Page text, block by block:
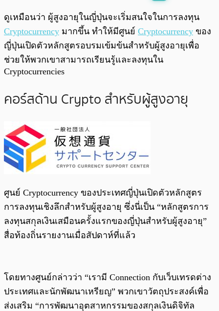
พร้อมเล่น
ดูเหมือนว่า ผู้สูงอายุในญี่ปุ่นจะเริ่มสนใจในการลงทุน
Cryptocurrency มากขึ้น ทำให้มีศูนย์ Cryptocurrency ของ
ญี่ปุ่นเปิดตัวหลักสูตรอบรมเข้มข้นสำหรับผู้สูงอายุเพื่อ
ช่วยให้พวกเขาสามารถเรียนรู้และลงทุนใน
Cryptocurrencies
คอร์สด้าน Crypto สำหรับผู้สูงอายุ
ศูนย์ Cryptocurrency ของประเทศญี่ปุ่นเปิดตัวหลักสูตร
การลงทุนเชิงลึกสำหรับผู้สูงอายุ ซึ่งนี่เป็น “หลักสูตรการ
ลงทุนสกุลเงินเสมือนครั้งแรกของญี่ปุ่นสำหรับผู้สูงอายุ”
สื่อท้องถิ่นรายงานเมื่อสัปดาห์ที่แล้ว
โดยทางศูนย์กล่าวว่า “เรามี Connection กับเว็บเทรดต่าง
ประเทศและนักพัฒนาเหรียญ” พวกเขาวัตถุประสงค์เพื่อ
ส่งเสริม “การพัฒนาอุตสาหกรรมของสกุลเงินดิจิทัล